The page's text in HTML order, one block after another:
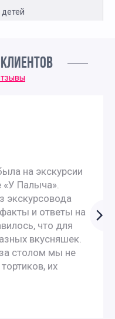
в Москве
и родителей
и взрослых
в Москве
для москвичей
на экскурсии
«У Палыча».
экскурсовода
и ответы на
что для
вкусняшек.
столом мы не
их